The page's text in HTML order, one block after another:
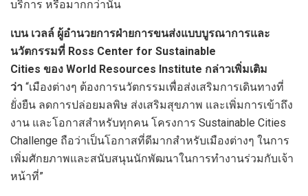
บริการ หรือมากกว่านั้น
เบน เวลล์ ผู้อำนวยการฝ่ายการขนส่งแบบบูรณาการและ
นวัตกรรมที่ Ross Center for Sustainable
Cities ของ World Resources Institute กล่าวเพิ่มเติม
ว่า “เมืองต่างๆ ต้องการนวัตกรรมเพื่อส่งเสริมการเดินทางที่
ยั่งยืน ลดการปล่อยมลพิษ ส่งเสริมสุขภาพ และเพิ่มการเข้าถึง
งาน และโอกาสสำหรับทุกคน โครงการ Sustainable Cities
Challenge ถือว่าเป็นโอกาสที่ดีมากสำหรับเมืองต่างๆ ในการ
เพิ่มศักยภาพและสนับสนุนนักพัฒนาในการทำงานร่วมกับเจ้า
หน้าที่”